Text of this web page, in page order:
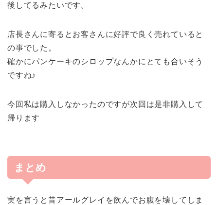
後してるみたいです。
店長さんに寄るとお客さんに好評で良く売れていると
の事でした。
確かにパンケーキのシロップなんかにとても合いそう
ですね♪
今回私は購入しなかったのですが次回は是非購入して
帰ります
まとめ
実を言うと昔アールグレイを飲んでお腹を壊してしま